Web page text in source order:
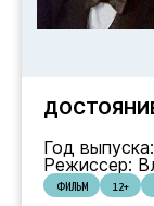
Год
Режиссер:
ФИЛЬМ 12+